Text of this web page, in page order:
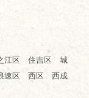
江区 住吉区 城
速区 西区 西成